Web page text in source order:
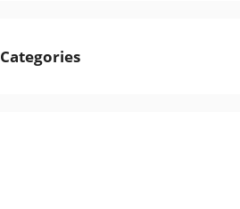
Categories